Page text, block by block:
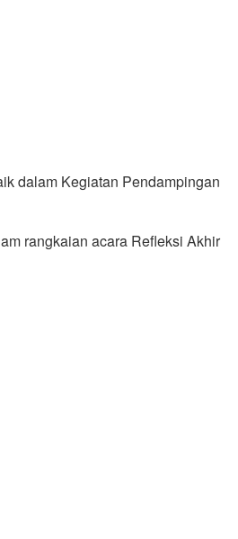
dalam Kegiatan Pendampingan
rangkaian acara Refleksi Akhir